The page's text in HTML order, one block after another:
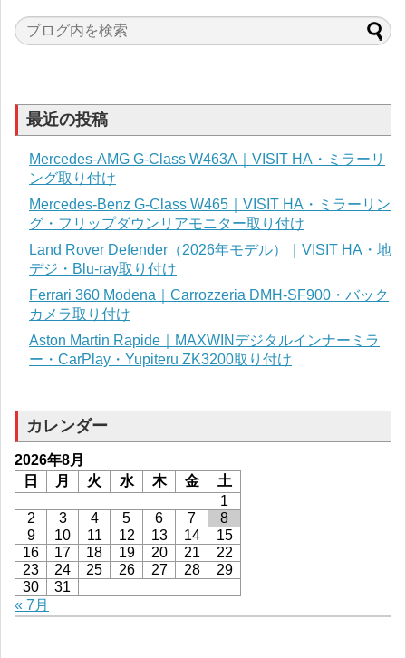
最近の投稿
Mercedes-AMG G-Class W463A｜VISIT HA・ミラーリ
ング取り付け
Mercedes-Benz G-Class W465｜VISIT HA・ミラーリン
グ・フリップダウンリアモニター取り付け
Land Rover Defender（2026年モデル）｜VISIT HA・地
デジ・Blu-ray取り付け
Ferrari 360 Modena｜Carrozzeria DMH-SF900・バック
カメラ取り付け
Aston Martin Rapide｜MAXWINデジタルインナーミラ
ー・CarPlay・Yupiteru ZK3200取り付け
カレンダー
2026年8月
日
月 火 水 木 金
土
1
2
3 4 5 6 7
8
9
10 11 12 13 14
15
16
17 18 19 20 21
22
23
24 25 26 27 28
29
30
31
« 7月